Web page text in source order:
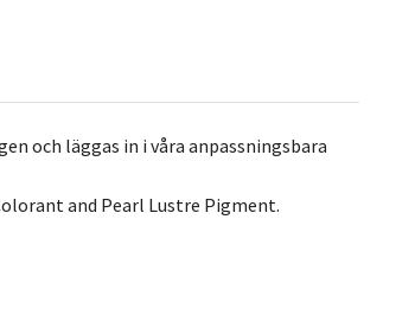
och läggas in i våra anpassningsbara
and Pearl Lustre Pigment.